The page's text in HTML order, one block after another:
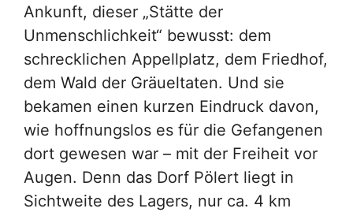
Ankunft, dieser „Stätte der
Unmenschlichkeit“ bewusst: dem
schrecklichen Appellplatz, dem Friedhof,
dem Wald der Gräueltaten. Und sie
bekamen einen kurzen Eindruck davon,
wie hoffnungslos es für die Gefangenen
dort gewesen war – mit der Freiheit vor
Augen. Denn das Dorf Pölert liegt in
Sichtweite des Lagers, nur ca. 4 km